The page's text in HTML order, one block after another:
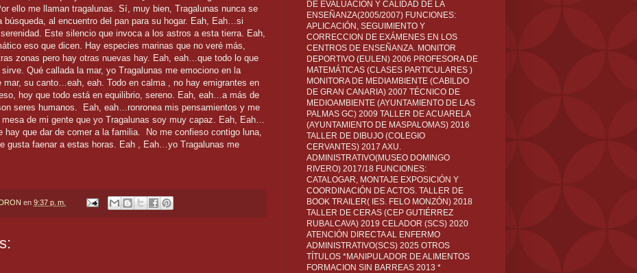
ello me llaman tragalunas. Sí, muy bien, Tragalunas nunca se
búsqueda, al encuentro del pan para su hogar. Eah, Eah…si
Este silencio que invoca a los astros a esta tierra. Eah,
eso que dicen. Hay especies marinas que no veré más,
zonas pero hay otras nuevas hay. Eah, eah…que todo lo que
Qué callada la mar, yo Tragalunas me emociono en la
mar, su canto…eah, eah. Todo en calma , no hay emigrantes en
hoy que todo está en equilibrio, sereno. Eah, eah…a más de
seres humanos.
Eah, eah…ronronea mis pensamientos y me
de mi gente que yo Tragalunas soy muy capaz. Eah, Eah…
que dar de comer a la familia.
No me confieso contigo luna,
gusta faenar a estas horas. Eah , Eah…yo Tragalunas me
en 9:37 p. m.
DE EVALUACIÓN Y CALIDAD DE LA
ENSEÑANZA(2005/2007) FUNCIONES:
APLICACIÓN, SEGUIMIENTO Y
CORRECCION DE EXÁMENES EN LOS
CENTROS DE ENSEÑANZA. MONITOR
DEPORTIVO (EULEN) 2006 PROFESORA DE
MATEMÁTICAS (CLASES PARTICULARES )
MONITORA DE MEDIAMBIENTE (CABILDO
DE GRAN CANARIA) 2007 TÉCNICO DE
MEDIOAMBIENTE (AYUNTAMIENTO DE LAS
PALMAS GC) 2009 TALLER DE ACUARELA
(AYUNTAMIENTO DE MASPALOMAS) 2016
TALLER DE DIBUJO (COLEGIO
CERVANTES) 2017 AXU.
ADMINISTRATIVO(MUSEO DOMINGO
RIVERO) 2017/18 FUNCIONES:
CATALOGAR, MONTAJE EXPOSICIÓN Y
COORDINACIÓN DE ACTOS. TALLER DE
BOOK TRAILER( IES. FELO MONZÓN) 2018
TALLER DE CERAS (CEP GUTIÉRREZ
RUBALCAVA) 2019 CELADOR (SCS) 2020
ATENCIÓN DIRECTA AL ENFERMO
ADMINISTRATIVO(SCS) 2025 OTROS
TÍTULOS *MANIPULADOR DE ALIMENTOS
FORMACION SIN BARREAS 2013 *